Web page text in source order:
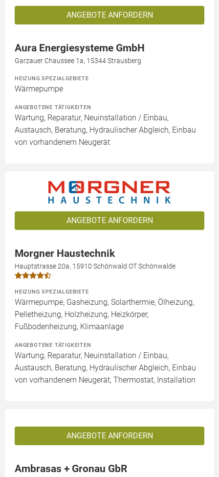
ANGEBOTE ANFORDERN
Aura Energiesysteme GmbH
Garzauer Chaussee 1a, 15344 Strausberg
HEIZUNG SPEZIALGEBIETE
Wärmepumpe
ANGEBOTENE TÄTIGKEITEN
Wartung, Reparatur, Neuinstallation / Einbau,
Austausch, Beratung, Hydraulischer Abgleich, Einbau
von vorhandenem Neugerät
ANGEBOTE ANFORDERN
Morgner Haustechnik
Hauptstrasse 20a, 15910 Schönwald OT Schönwalde
HEIZUNG SPEZIALGEBIETE
Wärmepumpe, Gasheizung, Solarthermie, Ölheizung,
Pelletheizung, Holzheizung, Heizkörper,
Fußbodenheizung, Klimaanlage
ANGEBOTENE TÄTIGKEITEN
Wartung, Reparatur, Neuinstallation / Einbau,
Austausch, Beratung, Hydraulischer Abgleich, Einbau
von vorhandenem Neugerät, Thermostat, Installation
ANGEBOTE ANFORDERN
Ambrasas + Gronau GbR